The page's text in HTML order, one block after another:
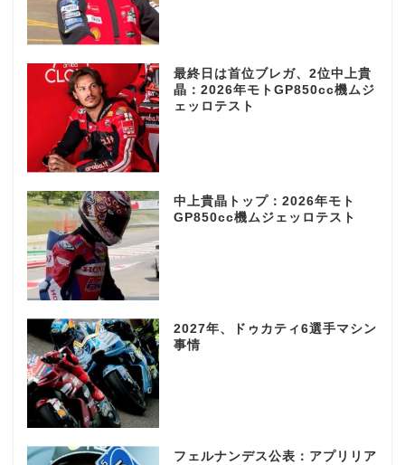
最終日は首位ブレガ、2位中上貴
晶：2026年モトGP850cc機ムジ
ェッロテスト
中上貴晶トップ：2026年モト
GP850cc機ムジェッロテスト
2027年、ドゥカティ6選手マシン
事情
フェルナンデス公表：アプリリア